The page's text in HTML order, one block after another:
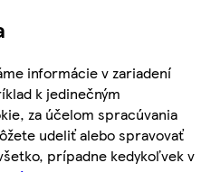
informácie v zariadení
k jedinečným
za účelom spracúvania
udeliť alebo spravovať
prípadne kedykoľvek v